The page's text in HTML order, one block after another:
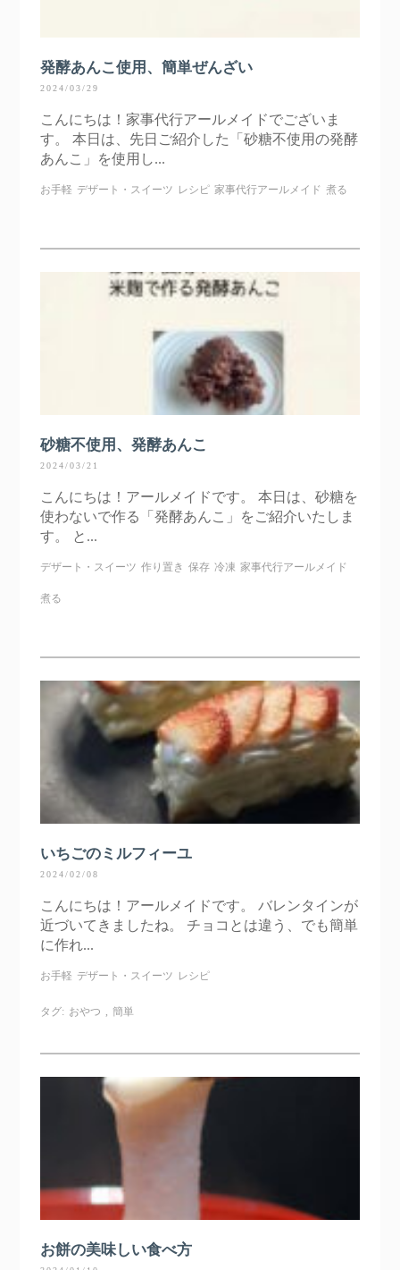
発酵あんこ使用、簡単ぜんざい
2024/03/29
こんにちは！家事代行アールメイドでございま
す。 本日は、先日ご紹介した「砂糖不使用の発酵
あんこ」を使用し...
お手軽 デザート・スイーツ レシピ 家事代行アールメイド 煮る
砂糖不使用、発酵あんこ
2024/03/21
こんにちは！アールメイドです。 本日は、砂糖を
使わないで作る「発酵あんこ」をご紹介いたしま
す。 と...
デザート・スイーツ 作り置き 保存 冷凍 家事代行アールメイド
煮る
いちごのミルフィーユ
2024/02/08
こんにちは！アールメイドです。 バレンタインが
近づいてきましたね。 チョコとは違う、でも簡単
に作れ...
お手軽 デザート・スイーツ レシピ
タグ: おやつ , 簡単
お餅の美味しい食べ方